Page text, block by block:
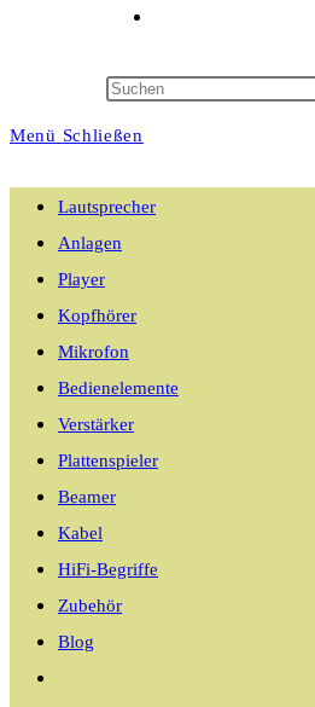
Suche
Menü Schließen
Lautsprecher
Anlagen
Player
Kopfhörer
Mikrofon
Bedienelemente
Verstärker
Plattenspieler
Beamer
Kabel
HiFi-Begriffe
Zubehör
Blog